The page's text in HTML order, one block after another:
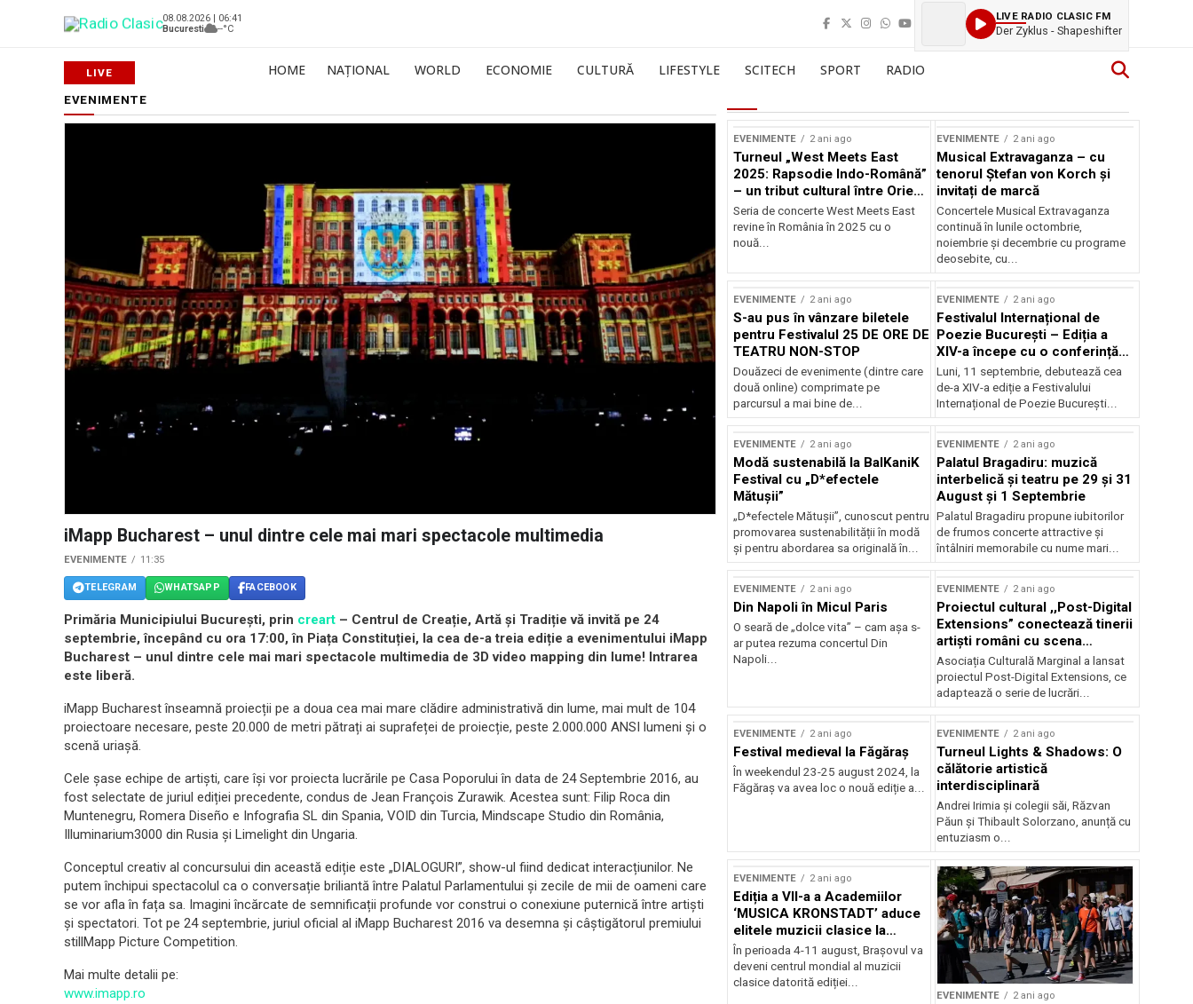
08.08.2026 | 06:41
Bucuresti
--°C
LIVE RADIO CLASIC FM
Der Zyklus - Shapeshifter
HOME NAȚIONAL WORLD ECONOMIE CULTURĂ LIFESTYLE SCITECH SPORT RADIO
EVENIMENTE
iMapp Bucharest – unul dintre cele mai mari spectacole multimedia
EVENIMENTE 11:35
TELEGRAM WHATSAPP FACEBOOK
Primăria Municipiului București, prin creart – Centrul de Creație, Artă și Tradiție vă invită pe 24
septembrie, începând cu ora 17:00, în Piața Constituției, la cea de-a treia ediție a evenimentului iMapp
Bucharest – unul dintre cele mai mari spectacole multimedia de 3D video mapping din lume! Intrarea
este liberă.
iMapp Bucharest înseamnă proiecții pe a doua cea mai mare clădire administrativă din lume, mai mult de 104
proiectoare necesare, peste 20.000 de metri pătrați ai suprafeței de proiecție, peste 2.000.000 ANSI lumeni și o
scenă uriașă.
Cele șase echipe de artiști, care își vor proiecta lucrările pe Casa Poporului în data de 24 Septembrie 2016, au
fost selectate de juriul ediției precedente, condus de Jean François Zurawik. Acestea sunt: Filip Roca din
Muntenegru, Romera Diseño e Infografia SL din Spania, VOID din Turcia, Mindscape Studio din România,
Illuminarium3000 din Rusia și Limelight din Ungaria.
Conceptul creativ al concursului din această ediție este „DIALOGURI”, show-ul fiind dedicat interacțiunilor. Ne
putem închipui spectacolul ca o conversație briliantă între Palatul Parlamentului și zecile de mii de oameni care
se vor afla în fața sa. Imagini încărcate de semnificații profunde vor construi o conexiune puternică între artiști
și spectatori. Tot pe 24 septembrie, juriul oficial al iMapp Bucharest 2016 va desemna și câștigătorul premiului
stillMapp Picture Competition.
Mai multe detalii pe:
www.imapp.ro
EVENIMENTE 2 ani ago
Turneul „West Meets East
2025: Rapsodie Indo-Română”
– un tribut cultural între Orient
și Occident
Seria de concerte West Meets East
revine în România în 2025 cu o
nouă...
EVENIMENTE 2 ani ago
Musical Extravaganza – cu
tenorul Ștefan von Korch și
invitați de marcă
Concertele Musical Extravaganza
continuă în lunile octombrie,
noiembrie şi decembrie cu programe
deosebite, cu...
EVENIMENTE 2 ani ago
S-au pus în vânzare biletele
pentru Festivalul 25 DE ORE DE
TEATRU NON-STOP
Douăzeci de evenimente (dintre care
două online) comprimate pe
parcursul a mai bine de...
EVENIMENTE 2 ani ago
Festivalul Internațional de
Poezie București – Ediția a
XIV-a începe cu o conferință
despre limba română
susținută de Marco Lucchesi
Luni, 11 septembrie, debutează cea
de-a XIV-a ediție a Festivalului
Internațional de Poezie București...
EVENIMENTE 2 ani ago
Modă sustenabilă la BalKaniK
Festival cu „D*efectele
Mătușii”
„D*efectele Mătușii”, cunoscut pentru
promovarea sustenabilității în modă
și pentru abordarea sa originală în...
EVENIMENTE 2 ani ago
Palatul Bragadiru: muzică
interbelică şi teatru pe 29 şi 31
August şi 1 Septembrie
Palatul Bragadiru propune iubitorilor
de frumos concerte attractive şi
întâlniri memorabile cu nume mari...
EVENIMENTE 2 ani ago
Din Napoli în Micul Paris
O seară de „dolce vita” – cam așa s-
ar putea rezuma concertul Din
Napoli...
EVENIMENTE 2 ani ago
Proiectul cultural ,,Post-Digital
Extensions” conectează tinerii
artiști români cu scena
internațională
Asociația Culturală Marginal a lansat
proiectul Post-Digital Extensions, ce
adaptează o serie de lucrări...
EVENIMENTE 2 ani ago
Festival medieval la Făgăraș
În weekendul 23-25 august 2024, la
Făgăraș va avea loc o nouă ediție a...
EVENIMENTE 2 ani ago
Turneul Lights & Shadows: O
călătorie artistică
interdisciplinară
Andrei Irimia și colegii săi, Răzvan
Păun și Thibault Solorzano, anunță cu
entuziasm o...
EVENIMENTE 2 ani ago
Ediția a VII-a a Academiilor
‘MUSICA KRONSTADT’ aduce
elitele muzicii clasice la
Brașov
În perioada 4-11 august, Brașovul va
deveni centrul mondial al muzicii
clasice datorită ediției...
EVENIMENTE 2 ani ago